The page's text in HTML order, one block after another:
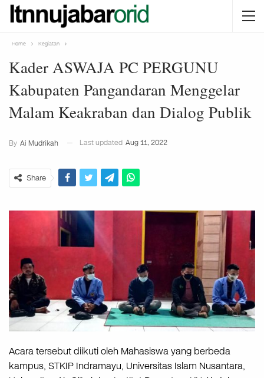
Home Kegiatan
Kader ASWAJA PC PERGUNU
Kabupaten Pangandaran Menggelar
Malam Keakraban dan Dialog Publik
By Ai Mudrikah Last updated Aug 11, 2022
Share
Acara tersebut diikuti oleh Mahasiswa yang berbeda
kampus, STKIP Indramayu, Universitas Islam Nusantara,